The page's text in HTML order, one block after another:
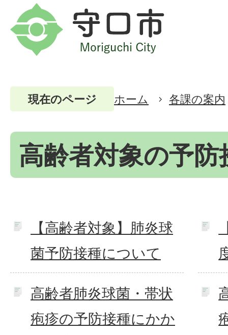
現在のページ ホーム 各課の案内
高齢者対象の予防
【高齢者対象】肺炎球
菌予防接種について
高齢者肺炎球菌・帯状
疱疹の予防接種にかか